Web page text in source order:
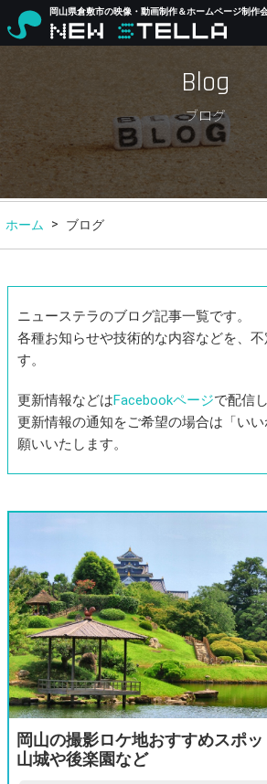
岡山県倉敷市の映像・動画制作＆ホームページ制作
Blog
ブログ
ホーム ブログ
ニューステラのブログ記事一覧です。
各種お知らせや技術的な内容などを、
す。
更新情報などはFacebookページで配信
更新情報の通知をご希望の場合は「い
願いいたします。
岡山の撮影ロケ地おすすめスポ
山城や後楽園など